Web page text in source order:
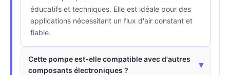
éducatifs et techniques. Elle est idéale pour des
applications nécessitant un flux d'air constant et
fiable.
Cette pompe est-elle compatible avec d'autres
composants électroniques ?
▾